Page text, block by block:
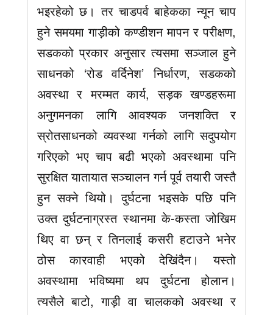
भइरहेको छ। तर चाडपर्व बाहेकका न्यून चाप
हुने समयमा गाड़ीको कण्डीशन मापन र परीक्षण,
सडकको प्रकार अनुसार त्यसमा सञ्जाल हुने
साधनको ‘रोड वर्दिनेश’ निर्धारण, सडकको
अवस्था र मरम्मत कार्य, सड़क खण्डहरूमा
अनुगमनका लागि आवश्यक जनशक्ति र
स्रोतसाधनको व्यवस्था गर्नको लागि सदुपयोग
गरिएको भए चाप बढी भएको अवस्थामा पनि
सुरक्षित यातायात सञ्चालन गर्न पूर्व तयारी जस्तै
हुन सक्ने थियो। दुर्घटना भइसके पछि पनि
उक्त दुर्घटनाग्रस्त स्थानमा के-कस्ता जोखिम
थिए वा छन् र तिनलाई कसरी हटाउने भनेर
ठोस कारवाही भएको देखिंदैन। यस्तो
अवस्थामा भविष्यमा थप दुर्घटना होलान।
त्यसैले बाटो, गाड़ी वा चालकको अवस्था र